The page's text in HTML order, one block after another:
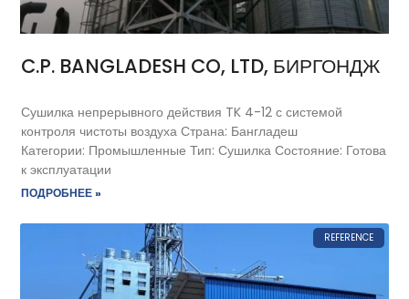
C.P. BANGLADESH CO, LTD, БИРГОНДЖ
Сушилка непрерывного действия TK 4-12 с системой
контроля чистоты воздуха Страна: Бангладеш
Категории: Промышленные Тип: Сушилка Состояние: Готова
к эксплуатации
ПОДРОБНЕЕ »
REFERENCE